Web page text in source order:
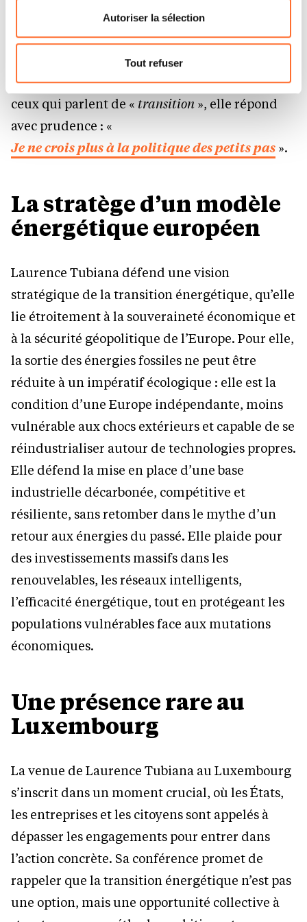
flottante en bas à gauche de chaque page.
Pour de plus amples informations sur la manière dont
nous utilisons lescookies et sommes amenés à traiter
Charte d’usage des cookieset notrePolitique de
protection des données personnelles.
Autoriser la sélection
Tout refuser
simple enjeu environnemental. Elle y voit une
occasion unique de reconstruire un modèle
économique, industriel, énergétique plus
solidaire, plus résilient, plus démocratique. À
ceux qui parlent de « transition », elle répond
avec prudence : «
Je ne crois plus à la politique des petits pas ».
La stratège d’un modèle
énergétique européen
Laurence Tubiana défend une vision
stratégique de la transition énergétique, qu’elle
lie étroitement à la souveraineté économique et
à la sécurité géopolitique de l’Europe. Pour elle,
la sortie des énergies fossiles ne peut être
réduite à un impératif écologique : elle est la
condition d’une Europe indépendante, moins
vulnérable aux chocs extérieurs et capable de se
réindustrialiser autour de technologies propres.
Elle défend la mise en place d’une base
industrielle décarbonée, compétitive et
résiliente, sans retomber dans le mythe d’un
retour aux énergies du passé. Elle plaide pour
des investissements massifs dans les
renouvelables, les réseaux intelligents,
l’efficacité énergétique, tout en protégeant les
populations vulnérables face aux mutations
économiques.
Une présence rare au
Luxembourg
La venue de Laurence Tubiana au Luxembourg
s’inscrit dans un moment crucial, où les États,
les entreprises et les citoyens sont appelés à
dépasser les engagements pour entrer dans
l’action concrète. Sa conférence promet de
rappeler que la transition énergétique n’est pas
une option, mais une opportunité collective à